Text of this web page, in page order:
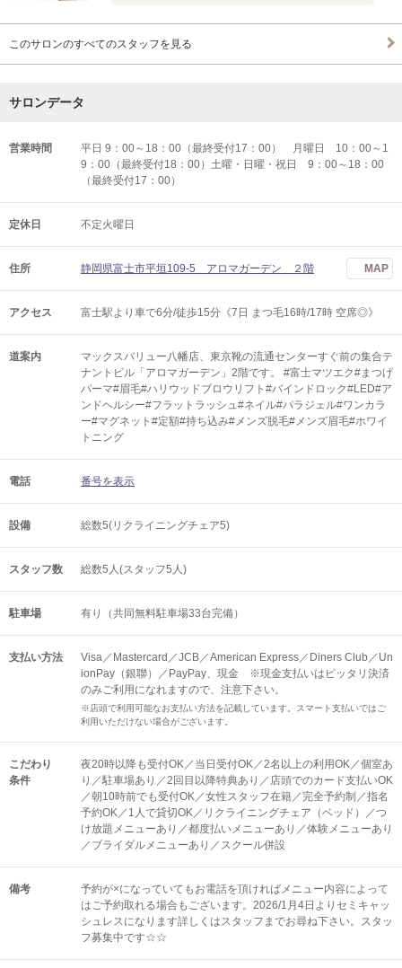
このサロンのすべてのスタッフを見る
サロンデータ
営業時間
平日 9：00～18：00（最終受付17：00） 月曜日 10：00～1
9：00（最終受付18：00）土曜・日曜・祝日 9：00～18：00
（最終受付17：00）
定休日 不定火曜日
住所 静岡県富士市平垣109-5 アロマガーデン ２階 MAP
アクセス 富士駅より車で6分/徒歩15分《7日 まつ毛16時/17時 空席◎》
道案内
マックスバリュー八幡店、東京靴の流通センターすぐ前の集合テ
ナントビル「アロマガーデン」2階です。 #富士マツエク#まつげ
パーマ#眉毛#ハリウッドブロウリフト#バインドロック#LED#ア
ンドヘルシー#フラットラッシュ#ネイル#パラジェル#ワンカラ
ー#マグネット#定額#持ち込み#メンズ脱毛#メンズ眉毛#ホワイ
トニング
電話 番号を表示
設備 総数5(リクライニングチェア5)
スタッフ数 総数5人(スタッフ5人)
駐車場 有り（共同無料駐車場33台完備）
支払い方法
Visa／Mastercard／JCB／American Express／Diners Club／Un
ionPay（銀聯）／PayPay、現金 ※現金支払いはピッタリ決済
のみご利用になれますので、注意下さい。
※店頭で利用可能なお支払い方法を記載しています。スマート支払いではご
利用いただけない場合がございます。
こだわり
条件
夜20時以降も受付OK／当日受付OK／2名以上の利用OK／個室あ
り／駐車場あり／2回目以降特典あり／店頭でのカード支払いOK
／朝10時前でも受付OK／女性スタッフ在籍／完全予約制／指名
予約OK／1人で貸切OK／リクライニングチェア（ベッド）／つ
け放題メニューあり／都度払いメニューあり／体験メニューあり
／ブライダルメニューあり／スクール併設
備考
予約が×になっていてもお電話を頂ければメニュー内容によって
はご予約取れる場合もございます。2026/1月4日よりセミキャッ
シュレスになります詳しくはスタッフまでお尋ね下さい。スタッ
フ募集中です☆☆